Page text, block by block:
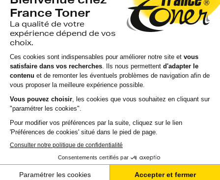
CANON MX
CANON N
CANON NAVIGATOR-HD
CANON NOTEJET-III
CANON PIXMA
CANON PIXMA-IP
CANON PIXMA-IX
CANON PIXMA-MG
CANON PIXMA-MP
CANON PIXMA-MX